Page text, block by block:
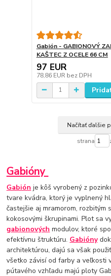
Gabión - GABIONOVÝ
KAŠTEC Z OCELE 66 CM
97 EUR
78,86 EUR bez DPH
Načítať ďalšie
strana
Gabióny
Gabión je kôš vyrobený z
tvare kvádra, ktorý je vyplnený
častejšie aj mramorom, rozbitým
kokosovými škrupinami. Plot sa
gabionových modulov, ktoré
efektívnu štruktúru. Gabióny
architektúrou, dajú sa však
všetko závisí od farby a veľkosti
pútavého vzhľadu majú ploty